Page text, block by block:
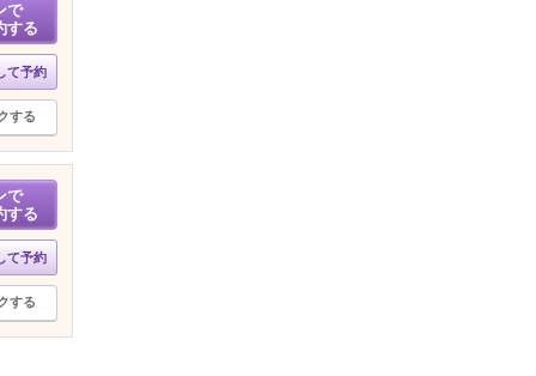
で
する
て予約
する
で
する
て予約
する